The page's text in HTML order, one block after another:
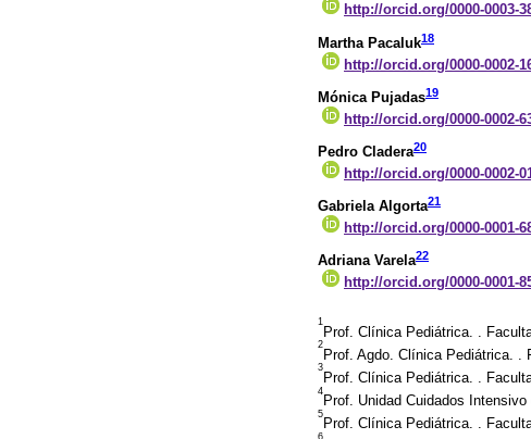
http://orcid.org/0000-0003-
Martha Pacaluk18
http://orcid.org/0000-0002-
Mónica Pujadas19
http://orcid.org/0000-0002-
Pedro Cladera20
http://orcid.org/0000-0002-
Gabriela Algorta21
http://orcid.org/0000-0001-
Adriana Varela22
http://orcid.org/0000-0001-
1
Prof. Clínica Pediátrica. .
2
Prof. Agdo. Clínica Pediátrica. .
3
Prof. Clínica Pediátrica. .
4
Prof. Unidad Cuidados
5
Prof. Clínica Pediátrica. .
6